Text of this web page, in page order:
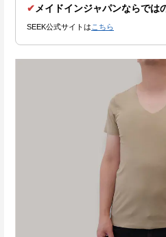
✔ メイドインジャパンならでは
SEEK公式サイトは こちら